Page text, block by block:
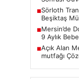
■Sörloth
Beşiktaş
■Mersin’de
9 Aylık
■Açık Alan
mutfağı